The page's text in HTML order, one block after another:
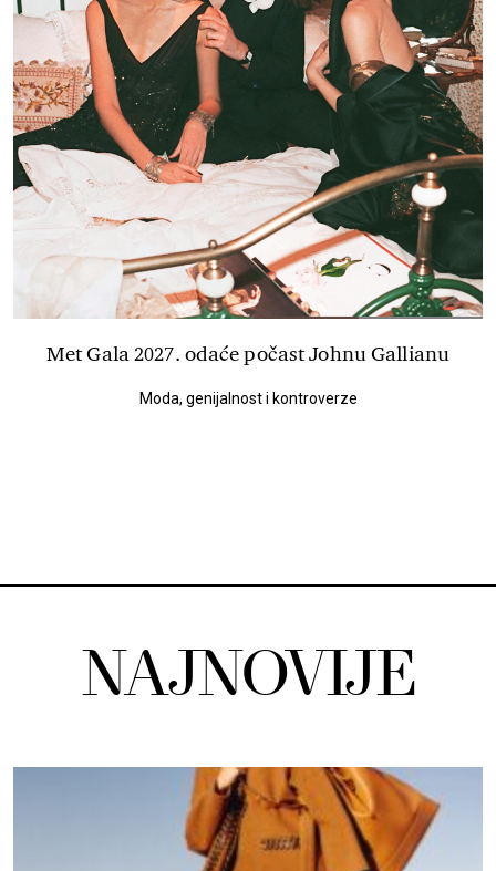
Met Gala 2027. odaće počast Johnu Gallianu
Moda, genijalnost i kontroverze
NAJNOVIJE